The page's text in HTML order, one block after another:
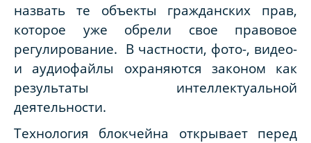
назвать те объекты гражданских прав,
которое уже обрели свое правовое
регулирование. В частности, фото-, видео-
и аудиофайлы охраняются законом как
результаты интеллектуальной
деятельности.
Технология блокчейна открывает перед